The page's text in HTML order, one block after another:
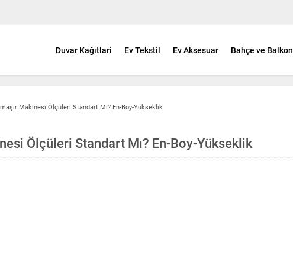
Duvar Kağıtlari Ev Tekstil Ev Aksesuar Bahçe ve Balkon
Makinesi Ölçüleri Standart Mı? En-Boy-Yükseklik
Ölçüleri Standart Mı? En-Boy-Yükseklik